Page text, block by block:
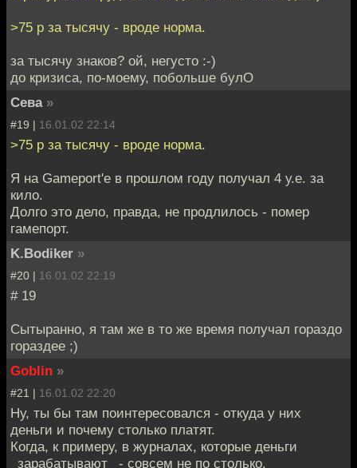
>75 р за тысячу - вроде норма.
за тысячу знаков? ой, негусто :-)
до кризиса, по-моему, побольше булО
Сева »
#19 | 16.01.02 22:14
>75 р за тысячу - вроде норма.
Я на Gameport'е в прошлом году получал 4 у.е. за
кило.
Долго это дело, правда, не продлилось - помер
гамепорт.
K.Bodiker »
#20 | 16.01.02 22:19
# 19
Сытыранно, я там же в то же время получал гораздо
гораздее ;)
Goblin »
#21 | 16.01.02 22:20
Ну, ты бы там поинтересовался - откуда у них
деньги и почему столько платят.
Когда, к примеру, в журналах, которые деньги
_зарабатывают_ - совсем не по столько.